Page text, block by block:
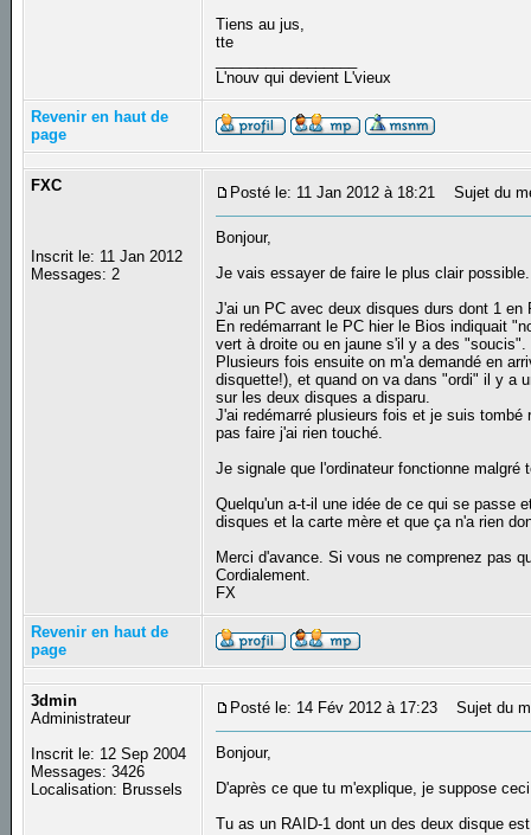
Tiens au jus,
tte
L'nouv qui devient L'vieux
Revenir en haut de
page
FXC
Inscrit le: 11 Jan 2012
Messages: 2
Posté le: 11 Jan 2012 à 18:21 Sujet du
Bonjour,
Je vais essayer de faire le plus clair possible.
J'ai un PC avec deux disques durs dont 1 en
En redémarrant le PC hier le Bios indiquait
vert à droite ou en jaune s'il y a des "soucis".
Plusieurs fois ensuite on m'a demandé en
disquette!), et quand on va dans "ordi" il y a
sur les deux disques a disparu.
J'ai redémarré plusieurs fois et je suis
pas faire j'ai rien touché.
Je signale que l'ordinateur fonctionne
Quelqu'un a-t-il une idée de ce qui se passe
disques et la carte mère et que ça n'a rien
Merci d'avance. Si vous ne comprenez pas
Cordialement.
FX
Revenir en haut de
page
3dmin
Administrateur
Inscrit le: 12 Sep 2004
Messages: 3426
Localisation: Brussels
Posté le: 14 Fév 2012 à 17:23 Sujet du
Bonjour,
D'après ce que tu m'explique, je suppose
Tu as un RAID-1 dont un des deux disque